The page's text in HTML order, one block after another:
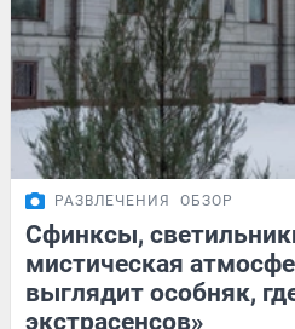
РАЗВЛЕЧЕНИЯ ОБЗОР
Сфинксы,
мистическая
выглядит особняк,
экстрасенсов»